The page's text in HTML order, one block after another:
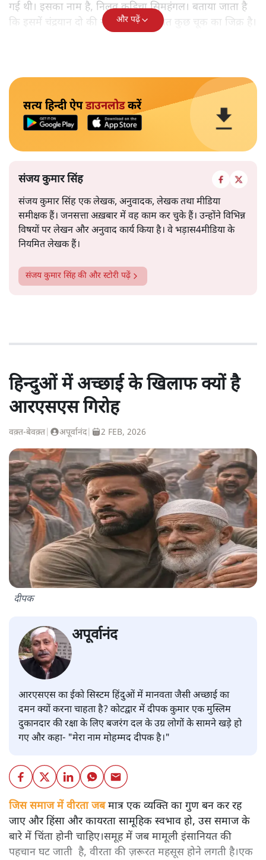
गई थी। इसका नाम है, निलवु कुडिचा सिमहंगल। बताया जाता है
कि इसमें चंद्रयान दो की नाकामी से संबंधित कुछ चूक का जिक्र है।
और पढ़ें
सत्य हिन्दी ऐपडाउनलोडकरें
संजय कुमार सिंह
संजय कुमार सिंह एक लेखक, अनुवादक, लेखक तथा मीडिया
समीक्षक हैं। जनसत्ता अख़बार में वह काम कर चुके हैं। उन्होंने विभिन्न
विषयों पर लेखन और अनुवाद कार्य किया है। वे भड़ास4मीडिया के
नियमित लेखक हैं।
संजय कुमार सिंहकी और स्टोरी पढ़ें
हिन्दुओं में अच्छाई के खिलाफ क्यों है
आरएसएस गिरोह
वक़्त-बेवक़्त अपूर्वानंद| 2 FEB, 2026
दीपक
अपूर्वानंद
आरएसएस का ईको सिस्टम हिंदुओं में मानवता जैसी अच्छाई का
दमन क्यों करना चाहता है? कोटद्वार में दीपक कुमार एक मुस्लिम
दुकानदार की रक्षा के लिए बजरंग दल के उग्र लोगों के सामने खड़े हो
गए और कहा- "मेरा नाम मोहम्मद दीपक है।"
जिस समाज में वीरता जबमात्र एक व्यक्ति का गुण बन कर रह
जाए और हिंसा और कायरता सामूहिक स्वभाव हो, उस समाज के
बारे में चिंता होनी चाहिए।समूह में जब मामूली इंसानियत की
पहचान घट जाती है, वीरता की ज़रूरत महसूस होने लगती है।एक